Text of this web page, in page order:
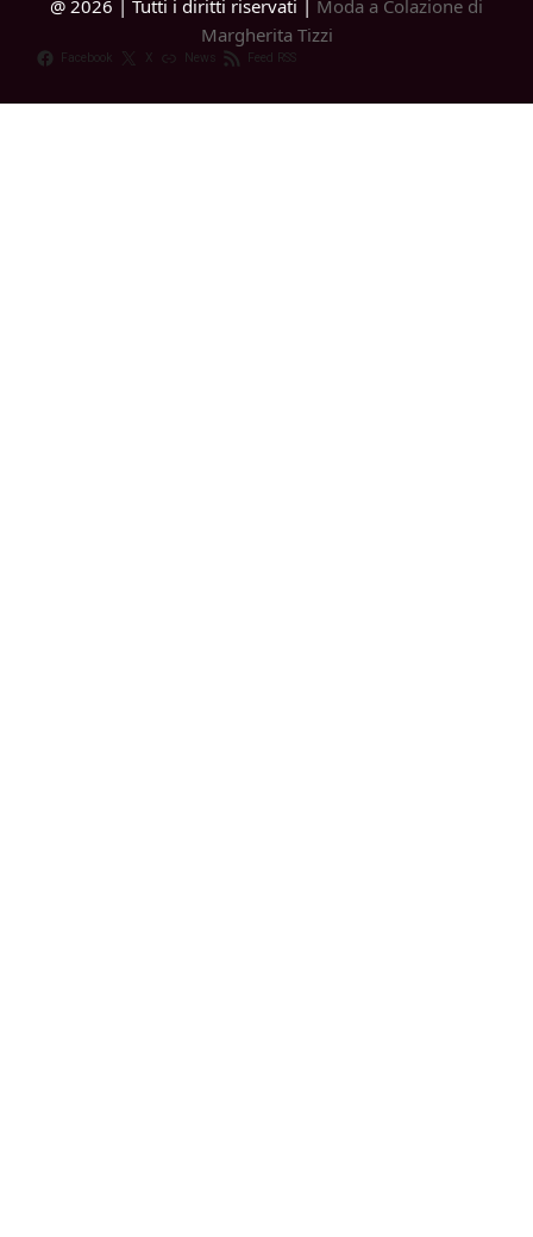
@ 2026 | Tutti i diritti riservati | Moda a Colazione di
Margherita Tizzi
Facebook X News Feed RSS